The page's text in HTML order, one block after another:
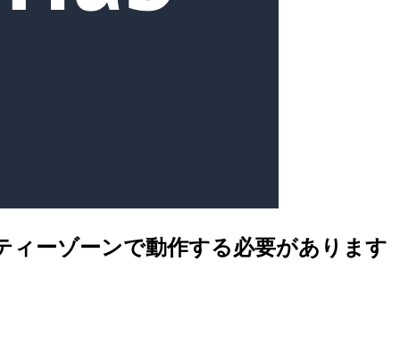
ーゾーンで動作する必要があります